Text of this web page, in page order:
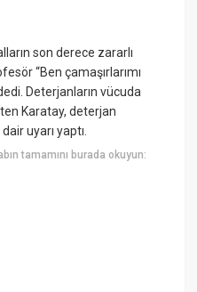
son derece zararlı
“Ben çamaşırlarımı
Deterjanların vücuda
Karatay, deterjan
uyarı yaptı.
tamamını burada okuyun: